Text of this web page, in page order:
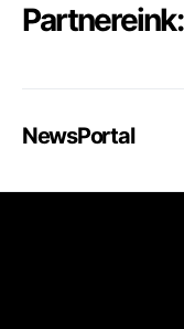
Partnereink:
NewsPortal